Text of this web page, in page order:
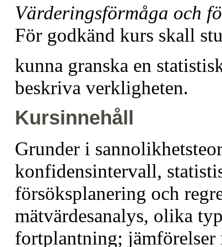
Värderingsförmåga och
För godkänd kurs skall
kunna granska en
beskriva verkligheten.
Kursinnehåll
Grunder i
konfidensintervall,
försöksplanering och
mätvärdesanalys, olika
fortplantning; jämförelser